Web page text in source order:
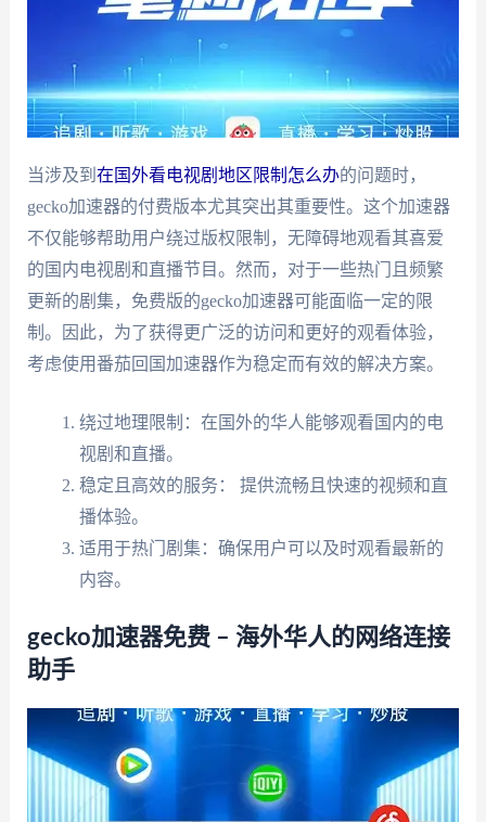
当涉及到 在国外看电视剧地区限制怎么办的问题时，
gecko加速器的付费版本尤其突出其重要性。这个加速器
不仅能够帮助用户绕过版权限制，无障碍地观看其喜爱
的国内电视剧和直播节目。然而，对于一些热门且频繁
更新的剧集，免费版的gecko加速器可能面临一定的限
制。因此，为了获得更广泛的访问和更好的观看体验，
考虑使用番茄回国加速器作为稳定而有效的解决方案。
绕过地理限制：在国外的华人能够观看国内的电
视剧和直播。
稳定且高效的服务： 提供流畅且快速的视频和直
播体验。
适用于热门剧集：确保用户可以及时观看最新的
内容。
gecko加速器免费 – 海外华人的网络连接
助手